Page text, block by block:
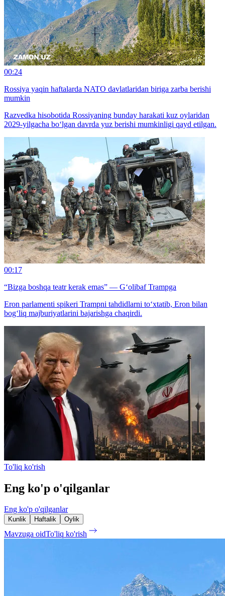
00:24
Rossiya yaqin haftalarda NATO davlatlaridan biriga zarba berishi
mumkin
Razvedka hisobotida Rossiyaning bunday harakati kuz oylaridan
2029-yilgacha bo‘lgan davrda yuz berishi mumkinligi qayd etilgan.
00:17
“Bizga boshqa teatr kerak emas” — G‘olibaf Trampga
Eron parlamenti spikeri Trampni tahdidlarni to‘xtatib, Eron bilan
bog‘liq majburiyatlarini bajarishga chaqirdi.
To'liq ko'rish
Eng ko'p o'qilganlar
Eng ko'p o'qilganlar
Kunlik Haftalik Oylik
Mavzuga oidTo'liq ko'rish